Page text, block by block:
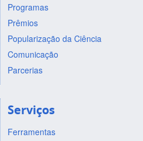
Programas
Prêmios
Popularização da Ciência
Comunicação
Parcerias
Serviços
Ferramentas